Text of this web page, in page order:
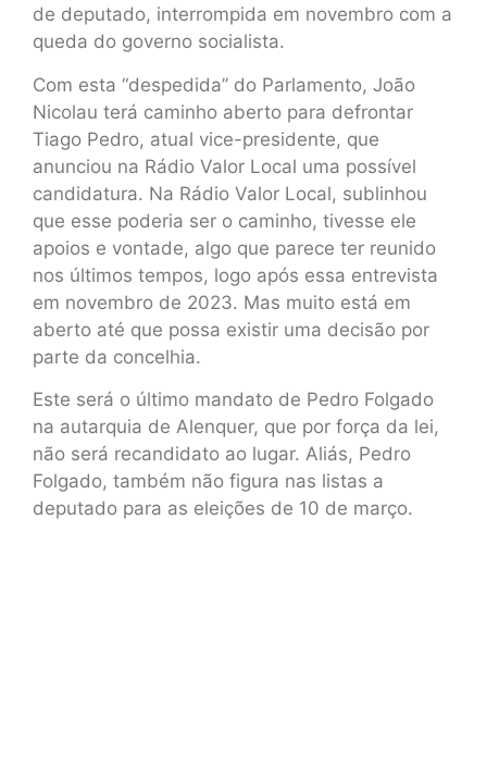
de deputado, interrompida em novembro com a
queda do governo socialista.
Com esta “despedida” do Parlamento, João
Nicolau terá caminho aberto para defrontar
Tiago Pedro, atual vice-presidente, que
anunciou na Rádio Valor Local uma possível
candidatura. Na Rádio Valor Local, sublinhou
que esse poderia ser o caminho, tivesse ele
apoios e vontade, algo que parece ter reunido
nos últimos tempos, logo após essa entrevista
em novembro de 2023. Mas muito está em
aberto até que possa existir uma decisão por
parte da concelhia.
Este será o último mandato de Pedro Folgado
na autarquia de Alenquer, que por força da lei,
não será recandidato ao lugar. Aliás, Pedro
Folgado, também não figura nas listas a
deputado para as eleições de 10 de março.